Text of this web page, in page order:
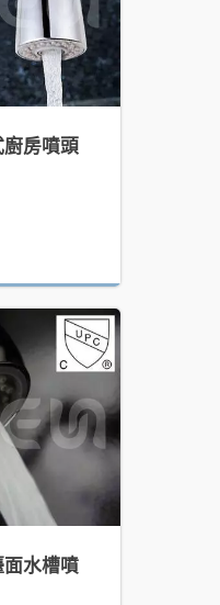
廚房噴頭
面水槽噴